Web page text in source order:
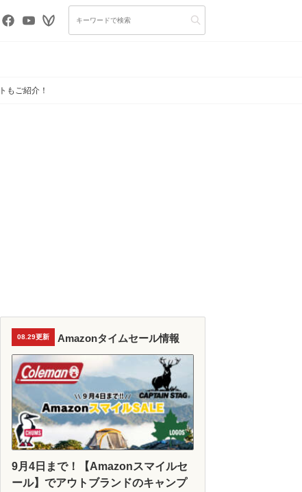
もご紹介！
08.29更新 Amazonタイムセール情報
9月4日まで！【Amazonスマイルセ
ール】でアウトブランドのキャンプ